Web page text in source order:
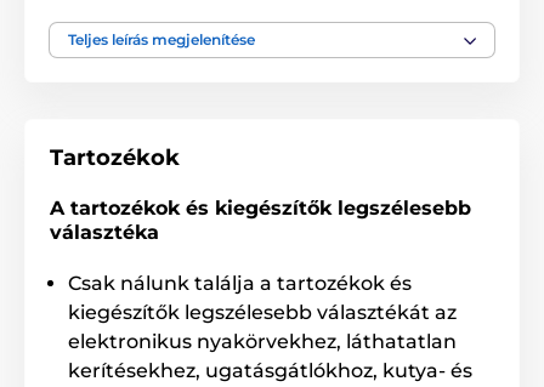
Tartozékok ugatásgátló nyakörvek
Hálózati töltő % Tartozékok
Teljes leírás megjelenítése
Tartozékok
A tartozékok és kiegészítők legszélesebb
választéka
Csak nálunk találja a tartozékok és
kiegészítők legszélesebb választékát az
elektronikus nyakörvekhez, láthatatlan
kerítésekhez, ugatásgátlókhoz, kutya- és